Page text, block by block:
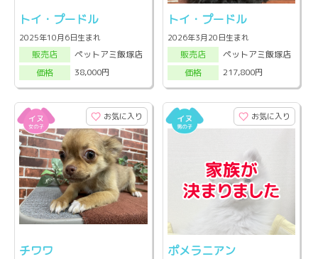
トイ・プードル
2025年10月6日生まれ
販売店
ペットアミ飯塚店
価格
38,000円
トイ・プードル
2026年3月20日生まれ
販売店
ペットアミ飯塚店
価格
217,800円
お気に入り
チワワ
お気に入り
ポメラニアン